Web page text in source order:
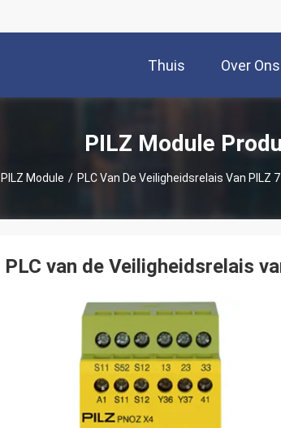
Thuis Over Ons
PILZ Module
PILZ Module / PLC Van De Veiligheidsrelais Van
PLC van de Veiligheidsrelais